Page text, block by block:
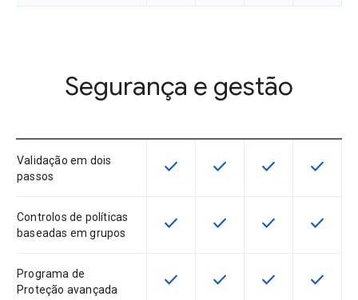
Segurança e gestão
Validação em dois
passos
Esta funcionalidade está
check Esta funcionalidade está
check Esta
check Esta
check
Controlos de políticas
baseadas em grupos
Esta funcionalidade está
check Esta funcionalidade está
check Esta
check Esta
check
Programa de
Proteção avançada
Esta funcionalidade está
check Esta funcionalidade está
check Esta
check Esta
check